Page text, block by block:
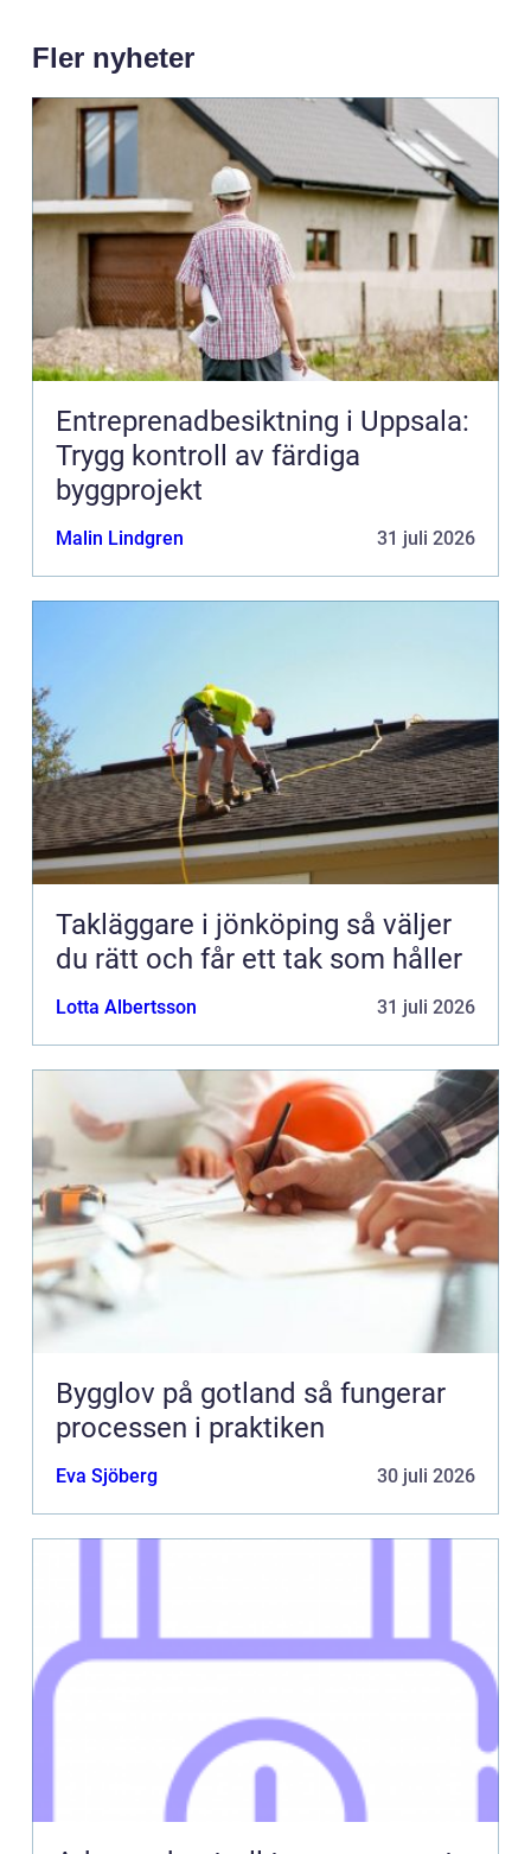
Fler nyheter
Entreprenadbesiktning i Uppsala:
Trygg kontroll av färdiga
byggprojekt
Malin Lindgren 31 juli 2026
Takläggare i jönköping så väljer
du rätt och får ett tak som håller
Lotta Albertsson 31 juli 2026
Bygglov på gotland så fungerar
processen i praktiken
Eva Sjöberg 30 juli 2026